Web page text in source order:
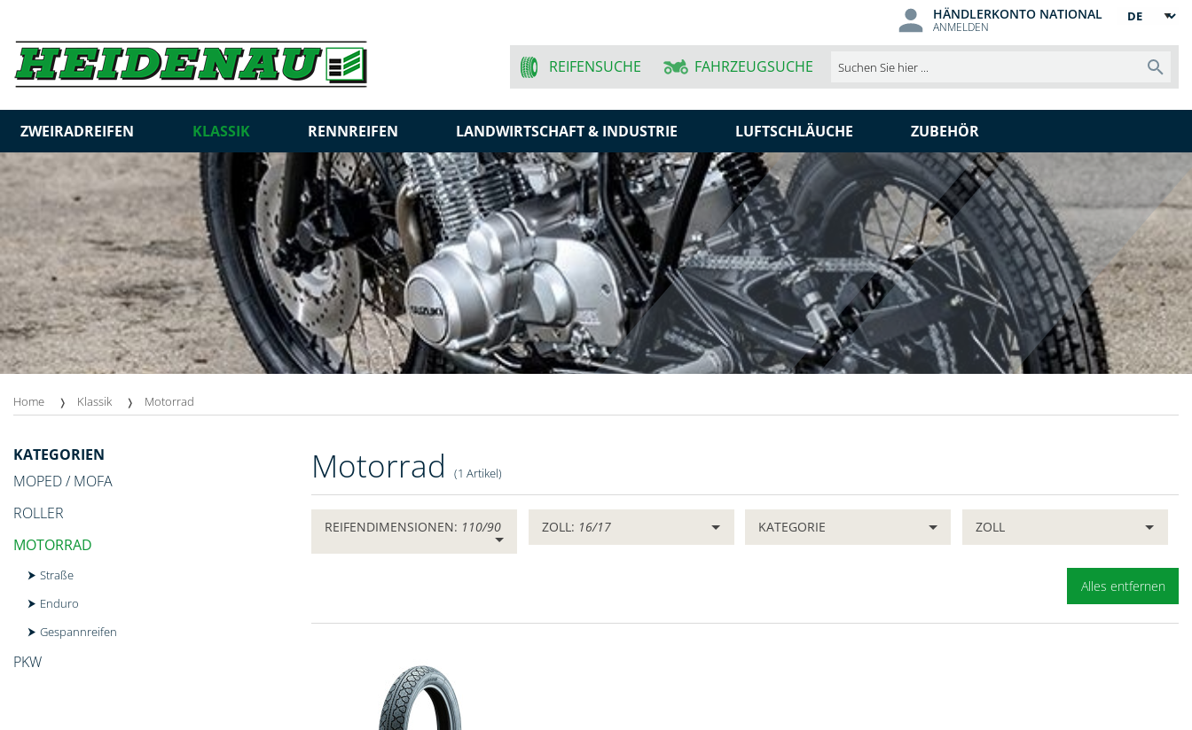
Sprache
HÄNDLERKONTO NATIONAL
ANMELDEN
REIFENSUCHE FAHRZEUGSUCHE
ZWEIRADREIFEN KLASSIK RENNREIFEN LANDWIRTSCHAFT & INDUSTRIE LUFTSCHLÄUCHE ZUBEHÖR
Home Klassik Motorrad
Motorrad (1 Artikel)
REIFENDIMENSIONEN: 110/90 ZOLL: 16/17 KATEGORIE ZOLL
Alles entfernen
KATEGORIEN
MOPED / MOFA
ROLLER
MOTORRAD
Straße
Enduro
Gespannreifen
PKW